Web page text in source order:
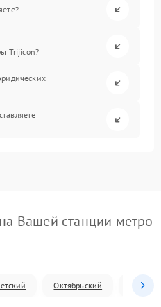
Trijicon?
Вашей станции метро
Октябрьский